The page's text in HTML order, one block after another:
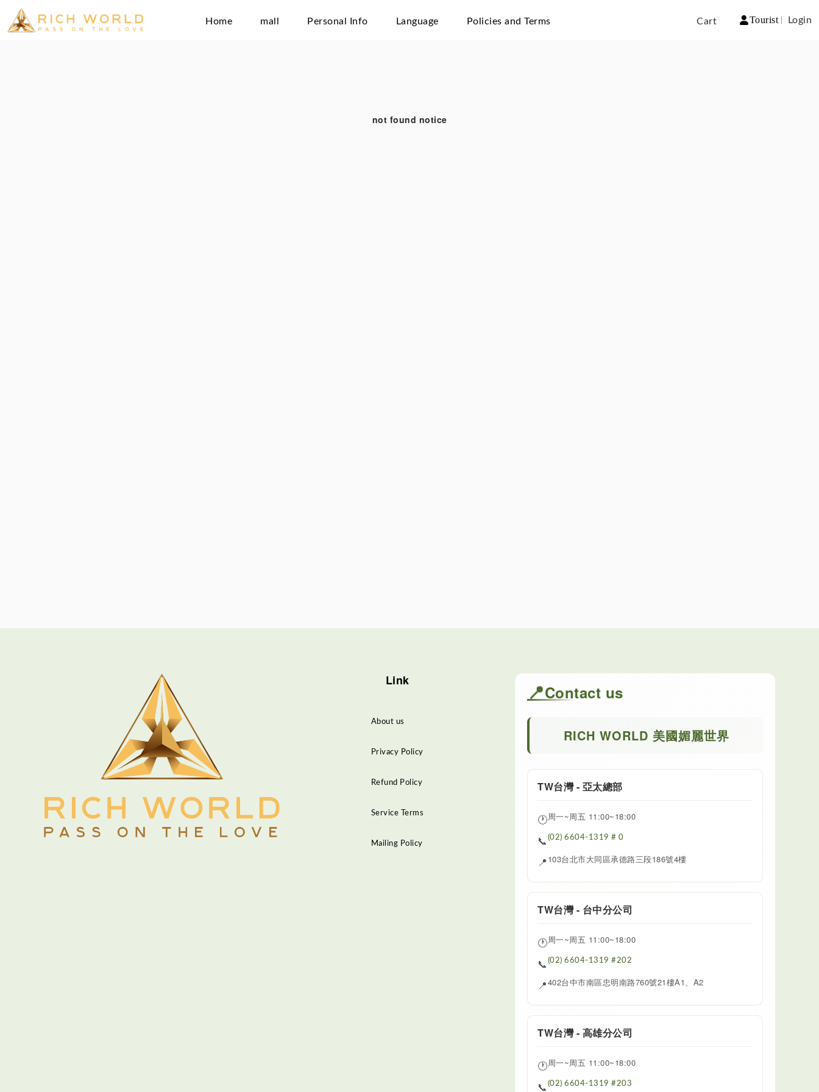
Home mall Personal Info Language Policies and Terms Cart Tourist Login
not found notice
Link
About us
Privacy Policy
Refund Policy
Service Terms
Mailing Policy
📍Contact us
RICH WORLD 美國媚麗世界
TW台灣 - 亞太總部
🕐周一~周五 11:00~18:00
📞 (02) 6604-1319 # 0
📍 103台北市大同區承德路三段186號4樓
TW台灣 - 台中分公司
🕐周一~周五 11:00~18:00
📞 (02) 6604-1319 #202
📍402台中市南區忠明南路760號21樓A1、A2
TW台灣 - 高雄分公司
🕐周一~周五 11:00~18:00
📞 (02) 6604-1319 #203